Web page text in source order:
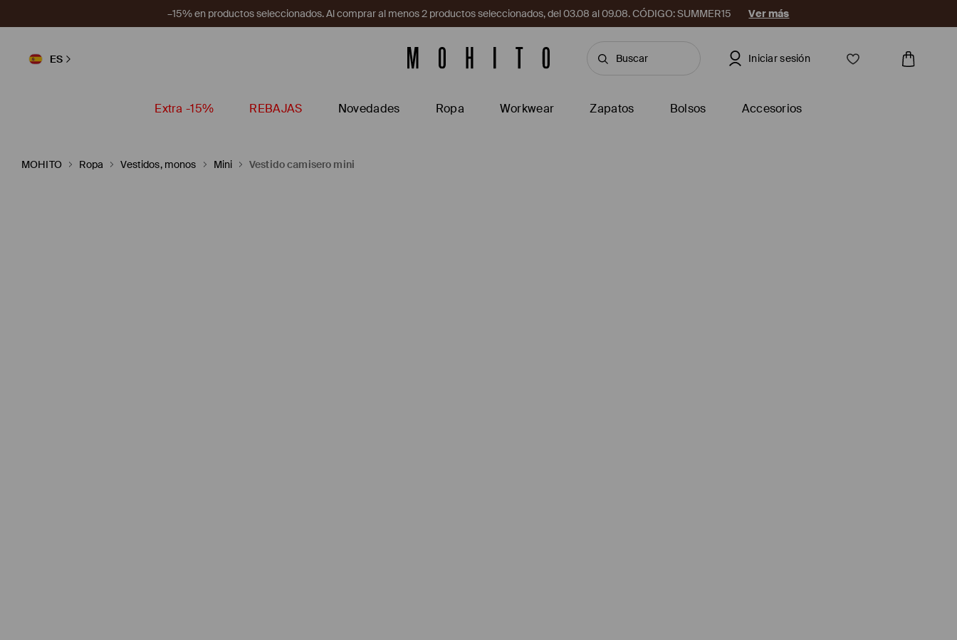
–15% en productos seleccionados. Al comprar al menos 2 productos seleccionados, del 03.08 al 09.08. CÓDIGO: SUMMER15 Ver más
ES Iniciar sesión
Extra -15% REBAJAS Novedades Ropa Workwear Zapatos Bolsos Accesorios
MOHITO Ropa Vestidos, monos Mini Vestido camisero mini